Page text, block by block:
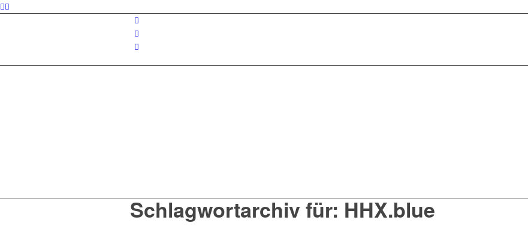
Schlagwortarchiv für: HHX.blue